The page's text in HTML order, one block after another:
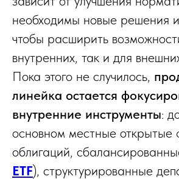
необходимы новые решения
чтобы расширить
внутренних, так и для
Пока этого не случилось,
линейка остается
внутренние инструменты:
основном местные открытые
облигаций,
ETF), структурированные